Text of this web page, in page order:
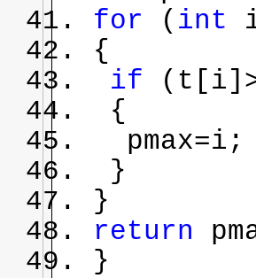
for ( int
{
if
{
pmax=i;
}
}
return
}